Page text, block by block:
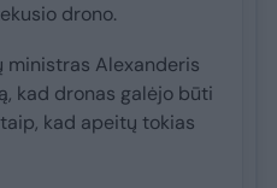
drono.
ministras Alexanderis
kad dronas galėjo būti
kad apeitų tokias